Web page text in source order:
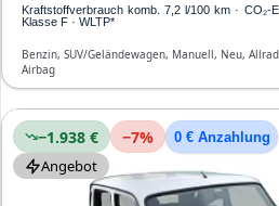
Kraftstoffverbrauch komb. 7,2 l/100 km · CO₂-
Klasse F · WLTP*
Benzin, SUV/Geländewagen, Manuell, Neu,
Airbag
−1.938 € −7% 0 € Anzahlung
Angebot